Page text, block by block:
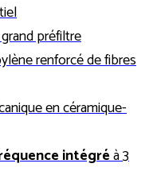
préfiltre
renforcé de fibres
en céramique-
intégréà 3